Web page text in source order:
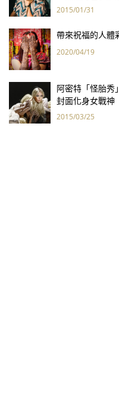
都是我心裡的話
2015/01/31
帶來祝福的人體
2020/04/19
阿密特「怪胎秀
封面化身女戰神
2015/03/25